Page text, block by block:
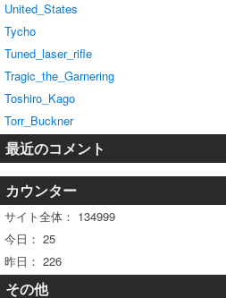
United_States
Tycho
Tuned_laser_rifle
Tragic_the_Garnering
Toshiro_Kago
Torr_Buckner
最近のコメント
カウンター
サイト全体： 134999
今日： 25
昨日： 226
その他